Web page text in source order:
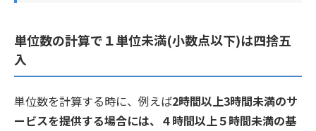
単位数の計算で１単位未満(小数点以下)は四捨五
入
単位数を計算する時に、例えば2時間以上3時間未満のサ
ービスを提供する場合には、４時間以上５時間未満の基